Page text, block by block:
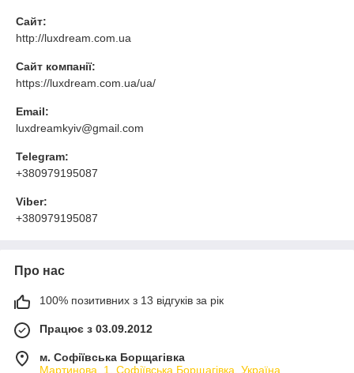
Сайт:
http://luxdream.com.ua
Сайт компанії:
https://luxdream.com.ua/ua/
Email:
luxdreamkyiv@gmail.com
Telegram:
+380979195087
Viber:
+380979195087
Про нас
100% позитивних з 13 відгуків за рік
Працює з 03.09.2012
м. Софіївська Борщагівка
Мартинова, 1, Софіївська Борщагівка, Україна